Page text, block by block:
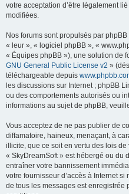
votre acceptation d’être légalement
modifiées.
Nos forums sont propulsés par
« leur », « logiciel phpBB », «
« Équipes phpBB »), une solution de
GNU General Public License v2 »
téléchargeable depuis
les discussions sur Internet ; phpBB
ou des comportements autorisés ou
informations au sujet de phpBB,
Vous acceptez de ne pas publier de
diffamatoire, haineux, menaçant, à
illicite, que ce soit en vertu des lois de
« SkyDreamSoft » est hébergé ou du
entraîner votre bannissement
votre fournisseur d’accès à Internet
de tous les messages est enregistrée